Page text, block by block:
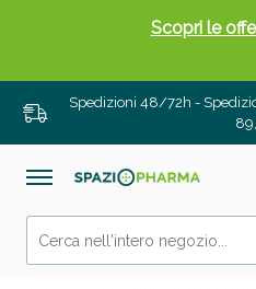
Spedizioni 48/72h -
Scopri le